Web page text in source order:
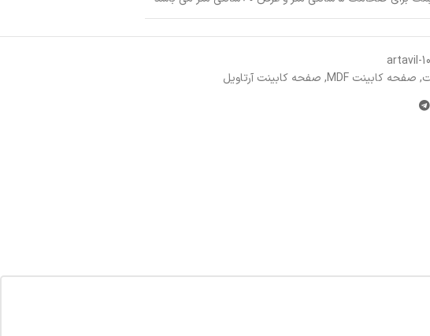
artavil-
, صفحه کابینت MDF , صفحه کابینت آرتاویل